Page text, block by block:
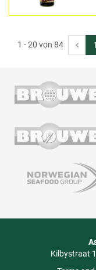
1 - 20 von 84 1
Kilbystraat 1